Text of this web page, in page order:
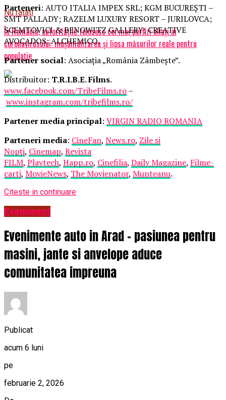
Nu ratati
În România, autoritățile folosesc cei mai perfizi aliați ai
coronavirusului: mușamalizarea și lipsa măsurilor reale pentru
populație
Parteneri: AUTO ITALIA IMPEX SRL; KGM BUCUREȘTI –
SMT PALLADY; RAZELM LUXURY RESORT – JURILOVCA;
SCEMTOVICI & BENOWITZ GALLERY; CREATIVE
AVOCADOS; ALCHEMICO.
Partener social: Asociația „România Zâmbește”.
Distribuitor: T.R.I.B.E. Films.
www.facebook.com/TribeFilms.ro–
www.instagram.com/tribefilms.ro/
Partener media principal: VIRGIN RADIO ROMANIA
Parteneri media: CineFan, News.ro, Zile și
Nopți, Cinemap, Revista
FILM, Playtech, Happ.ro, Cinefilia, Daily Magazine, Filme-
carti, MovieNews, The Movienator, Munteanu.
Citeste in continuare
Eveniment
Evenimente auto in Arad – pasiunea pentru
masini, jante si anvelope aduce
comunitatea impreuna
Publicat
acum 6 luni
pe
februarie 2, 2026